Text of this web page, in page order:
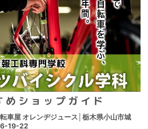
めショップガイド
車屋 オレンヂジュース│栃木県小山市城
19-22